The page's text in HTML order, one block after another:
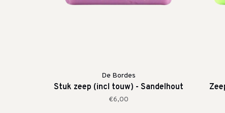
De Bordes
Stuk zeep (incl touw) - Sandelhout
€6,00